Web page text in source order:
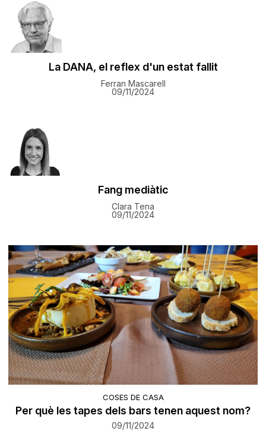
La DANA, el reflex d'un estat fallit
Ferran Mascarell
09/11/2024
Fang mediàtic
Clara Tena
09/11/2024
COSES DE CASA
Per què les tapes dels bars tenen aquest nom?
09/11/2024